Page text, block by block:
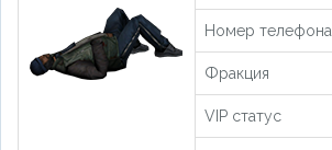
Номер телефона
Фракция
VIP статус